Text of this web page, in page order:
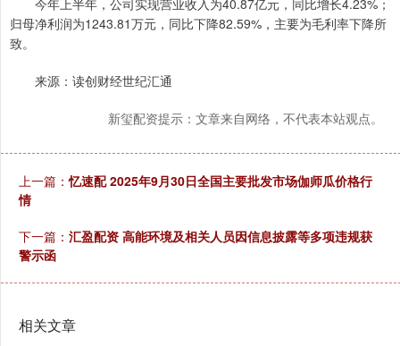
今年上半年，公司实现营业收入为40.87亿元，同比增长4.23%；
归母净利润为1243.81万元，同比下降82.59%，主要为毛利率下降所
致。
来源：读创财经世纪汇通
新玺配资提示：文章来自网络，不代表本站观点。
上一篇：忆速配 2025年9月30日全国主要批发市场伽师瓜价格行
情
下一篇： 汇盈配资 高能环境及相关人员因信息披露等多项违规获
警示函
相关文章